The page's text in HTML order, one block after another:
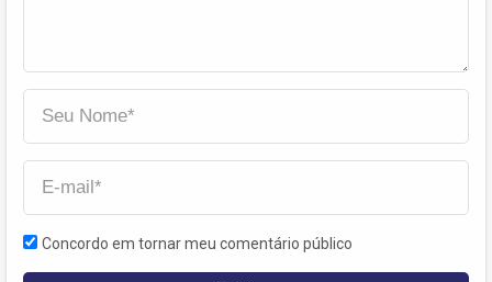
Concordo em tornar meu comentário público